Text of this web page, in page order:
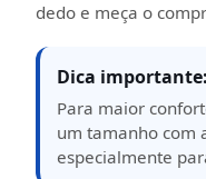
dedo e meça o
Dica importante:
Para maior
um tamanho com
especialmente